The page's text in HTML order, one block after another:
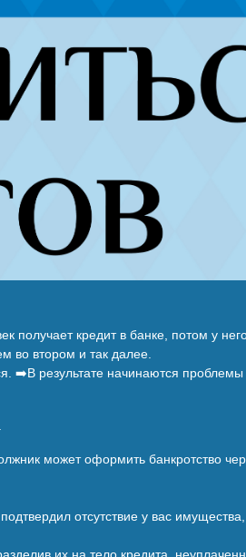
получает кредит в банке, потом у
во втором и так далее.
➡️В результате начинаются проблемы
может оформить банкротство
отсутствие у вас